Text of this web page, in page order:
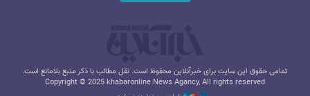
تمامی حقوق این سایت برای خبرآنلاین محفوظ است. نقل مطالب با ذکر منبع بلامانع است.
Copyright © 2025 khabaronline News Agancy, All rights reserved